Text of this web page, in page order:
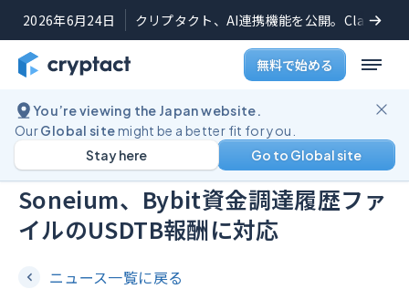
2026年6月24日 クリプタクト、AI連携機能を公開。Claude
無料で始める
You’re viewing the Japan website.
OurGlobal sitemight be a better fit for you.
Go to Global site
Stay here
機能アップデート
新規ブロックチェーン：
Soneium、Bybit資金調達履歴ファ
イルのUSDTB報酬に対応
ニュース一覧に戻る